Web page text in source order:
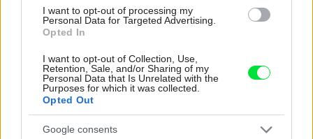
I want to opt-out of processing my
Personal Data for Targeted Advertising.
Opted In
I want to opt-out of Collection, Use,
Retention, Sale, and/or Sharing of my
Personal Data that Is Unrelated with the
Purposes for which it was collected.
Opted Out
Google consents
Najnovšie príspevky